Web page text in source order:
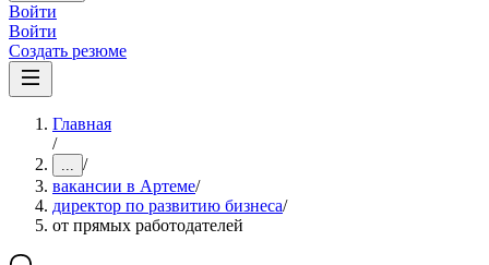
Войти
Войти
Создать резюме
Главная
/
... /
вакансии в Артеме/
директор по развитию бизнеса/
от прямых работодателей